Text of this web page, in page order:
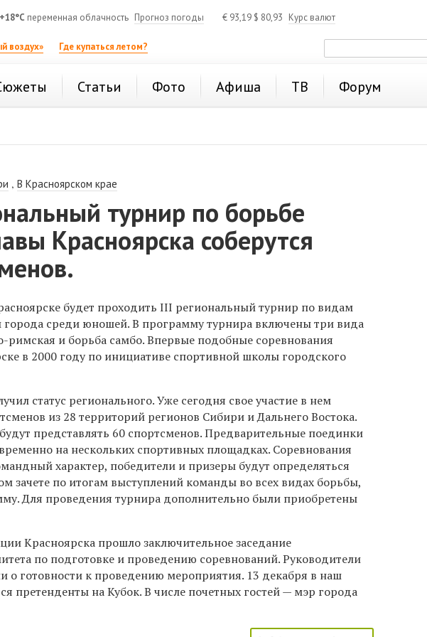
+18°C переменная облачность Прогноз погоды € 93,19 $ 80,93 Курс валют
воздух» Где купаться летом?
Статьи Фото Афиша ТВ Форум
,В Красноярском крае
турнир по борьбе
Красноярска соберутся
будет проходить III региональный турнир по видам
города среди юношей. В программу турнира включены три вида
римская и борьба самбо. Впервые подобные соревнования
в 2000 году по инициативе спортивной школы городского
статус регионального. Уже сегодня свое участие в нем
из 28 территорий регионов Сибири и Дальнего Востока.
представлять 60 спортсменов. Предварительные поединки
на нескольких спортивных площадках. Соревнования
характер, победители и призеры будут определяться
зачете по итогам выступлений команды во всех видах борьбы,
Для проведения турнира дополнительно были приобретены
Красноярска прошло заключительное заседание
по подготовке и проведению соревнований. Руководители
о готовности к проведению мероприятия. 13 декабря в наш
претенденты на Кубок. В числе почетных гостей — мэр города